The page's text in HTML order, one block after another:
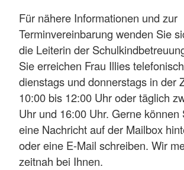
Für nähere Informationen und zur
Terminvereinbarung wenden Sie
die Leiterin der
Sie erreichen Frau Illies
dienstags und donnerstags in der
10:00 bis 12:00 Uhr oder täglich
Uhr und 16:00 Uhr. Gerne können
eine Nachricht auf der Mailbox
oder eine E-Mail schreiben. Wir
zeitnah bei Ihnen.